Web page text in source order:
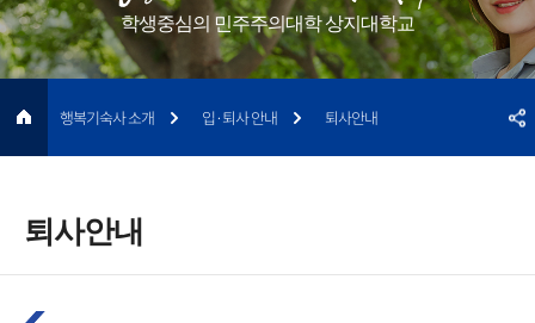
학생중심의 민주주의대학 상지대학교
퇴사안내
행복기숙사 소개 입·퇴사 안내 퇴사안내